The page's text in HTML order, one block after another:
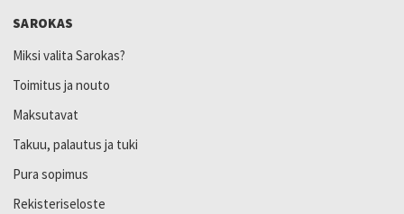
SAROKAS
Miksi valita Sarokas?
Toimitus ja nouto
Maksutavat
Takuu, palautus ja tuki
Pura sopimus
Rekisteriseloste